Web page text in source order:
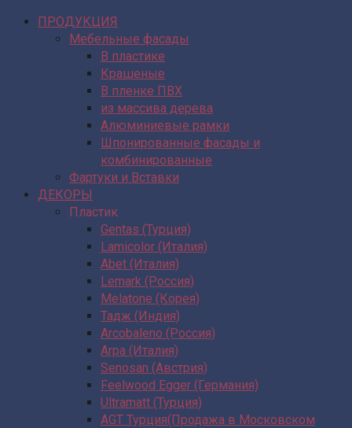
ПРОДУКЦИЯ
Мебельные фасады
В пластике
Крашеные
В пленке ПВХ
из массива дерева
Алюминиевые рамки
Шпонированные фасады и
комбинированные
Фартуки и Вставки
ДЕКОРЫ
Пластик
Gentas (Турция)
Lamicolor (Италия)
Abet (Италия)
Lemark (Россия)
Melatone (Корея)
Тадж (Индия)
Arcobaleno (Россия)
Arpa (Италия)
Senosan (Австрия)
Feelwood Egger (Германия)
Ultramatt (Турция)
AGT Турция(Продажа в Московском